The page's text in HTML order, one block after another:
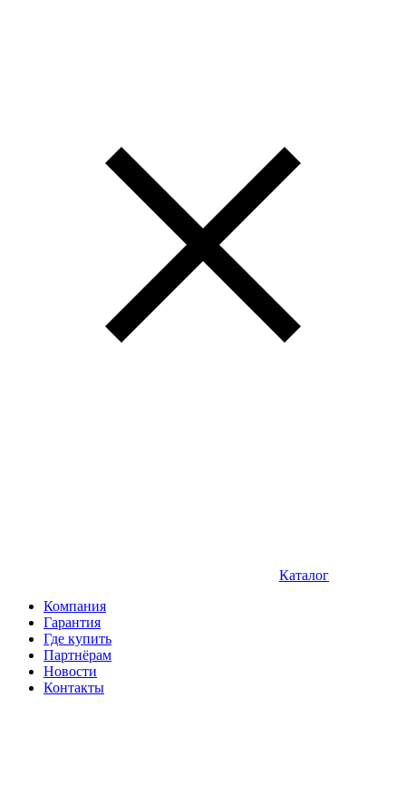
Каталог
Компания
Гарантия
Где купить
Партнёрам
Новости
Контакты